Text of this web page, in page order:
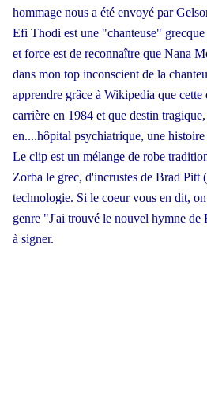
hommage nous a été envoyé par
Efi Thodi est une "chanteuse" grecque
et force est de reconnaître que Nana
dans mon top inconscient de la
apprendre grâce à Wikipedia que cette
carrière en 1984 et que destin
en....hôpital psychiatrique, une
Le clip est un mélange de robe
Zorba le grec, d'incrustes de Brad Pitt
technologie. Si le coeur vous en dit,
genre "J'ai trouvé le nouvel hymne de
à signer.